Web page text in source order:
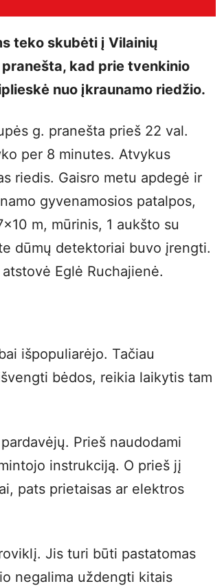
teko skubėti į Vilainių
kad prie tvenkinio
nuo įkraunamo riedžio.
g. pranešta prieš 22 val.
per 8 minutes. Atvykus
riedis. Gaisro metu apdegė ir
gyvenamosios patalpos,
m, mūrinis, 1 aukšto su
dūmų detektoriai buvo įrengti.
Eglė Ruchajienė.
išpopuliarėjo. Tačiau
bėdos, reikia laikytis tam
Prieš naudodami
instrukciją. O prieš jį
pats prietaisas ar elektros
Jis turi būti pastatomas
negalima uždengti kitais